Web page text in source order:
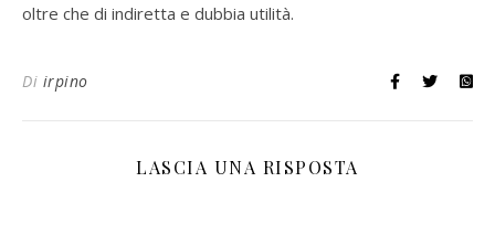
oltre che di indiretta e dubbia utilità.
Di irpino
LASCIA UNA RISPOSTA